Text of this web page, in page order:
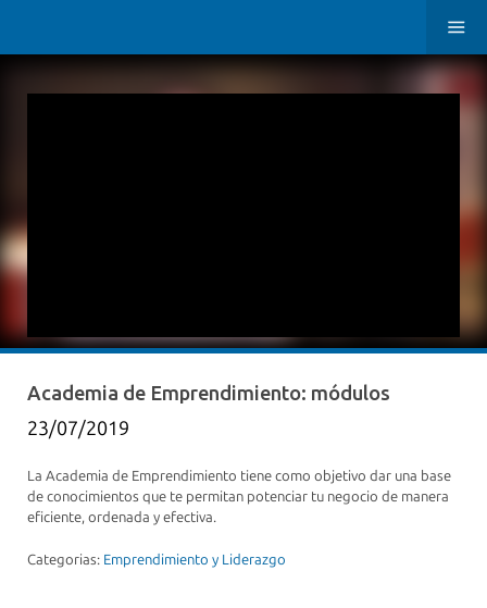
Academia de Emprendimiento: módulos
23/07/2019
La Academia de Emprendimiento tiene como objetivo dar una base
de conocimientos que te permitan potenciar tu negocio de manera
eficiente, ordenada y efectiva.
Categorias: Emprendimiento y Liderazgo